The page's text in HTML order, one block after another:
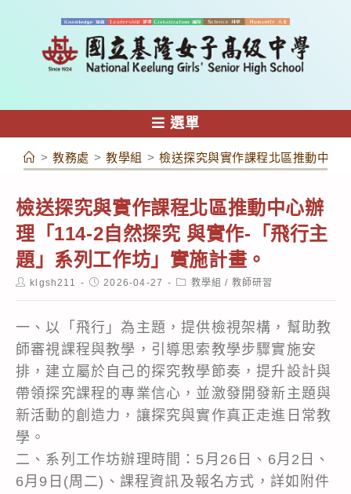
容
選單
> 教務處 > 教學組 > 檢送探究與實作課程北區推動中心
檢送探究與實作課程北區推動中心辦
理「114-2自然探究 與實作-「飛行主
題」系列工作坊」實施計畫。
Postklgsh211
Post2026-04-27
Post教學組 / 教師研習
一、以「飛行」為主題，提供檢視架構，幫助教
師審視課程與教學，引導思索教學步驟實施安
排，建立屬於自己的探究教學節奏，提升設計與
帶領探究課程的專業信心，並激發開發新主題與
新活動的創造力，讓探究與實作真正走進日常教
學。
二、系列工作坊辦理時間：5月26日、6月2日、
6月9日(周二)、課程資訊及報名方式，詳如附件